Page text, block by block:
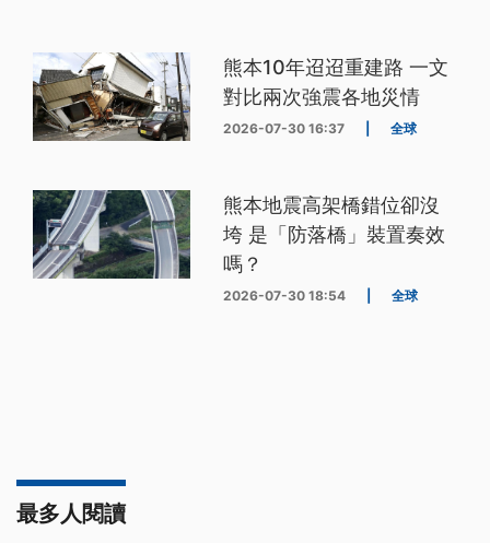
熊本10年迢迢重建路 一文
對比兩次強震各地災情
2026-07-30 16:37 全球
熊本地震高架橋錯位卻沒
垮 是「防落橋」裝置奏效
嗎？
2026-07-30 18:54 全球
最多人閱讀